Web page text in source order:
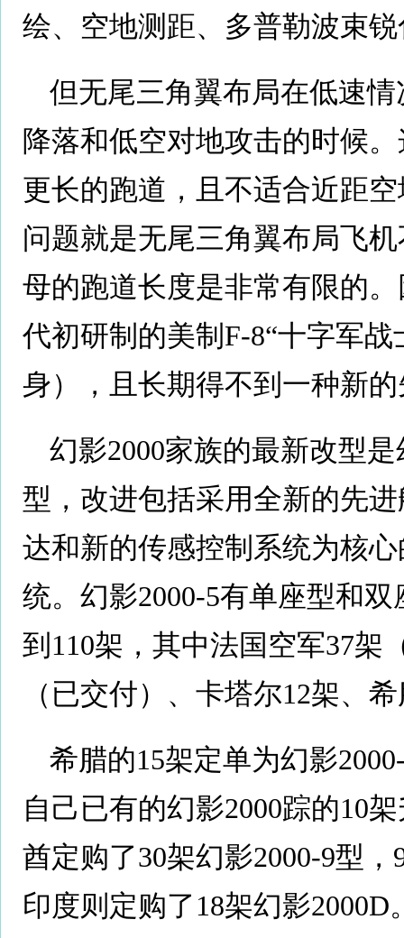
绘、空地测距、多普勒波束
但无尾三角翼布局在低速
降落和低空对地攻击的时候
更长的跑道，且不适合近距
问题就是无尾三角翼布局飞
母的跑道长度是非常有限的
代初研制的美制F-8“十字军
身），且长期得不到一种新
幻影2000家族的最新改型
型，改进包括采用全新的先
达和新的传感控制系统为核
统。幻影2000-5有单座型和
到110架，其中法国空军37架
（已交付）、卡塔尔12架、
希腊的15架定单为幻影
自己已有的幻影2000踪的10
酋定购了30架幻影2000-9型
印度则定购了18架幻影2000D